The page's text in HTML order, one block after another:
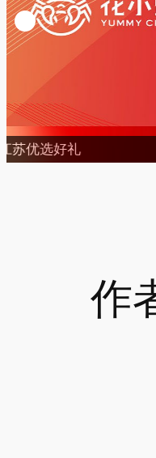
花小蟹醉蟹累计销量
作